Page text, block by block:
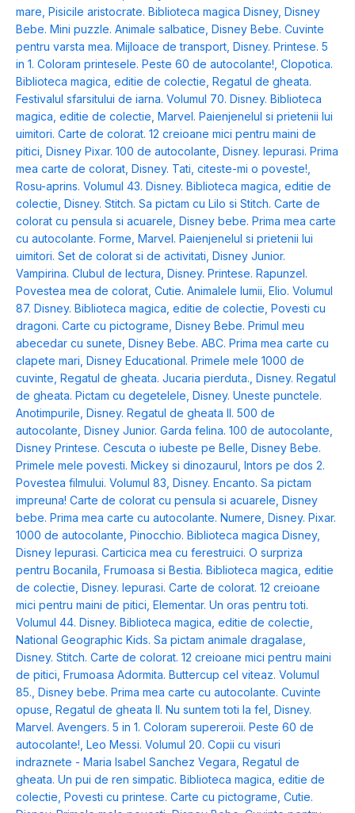
mare Pisicile aristocrate. Biblioteca magica Disney, Disney
Bebe. Mini puzzle. Animale salbatice Disney Bebe. Cuvinte
pentru varsta mea. Mijloace de transport Disney. Printese. 5
in 1. Coloram printesele. Peste 60 de autocolante! Clopotica.
Biblioteca magica, editie de colectie Regatul de gheata.
Festivalul sfarsitului de iarna. Volumul 70. Disney. Biblioteca
magica, editie de colectie Marvel. Paienjenelul si prietenii lui
uimitori. Carte de colorat. 12 creioane mici pentru maini de
pitici Disney Pixar. 100 de autocolante Disney. Iepurasi. Prima
mea carte de colorat Disney. Tati, citeste-mi o poveste!
Rosu-aprins. Volumul 43. Disney. Biblioteca magica, editie de
colectie Disney. Stitch. Sa pictam cu Lilo si Stitch. Carte de
colorat cu pensula si acuarele Disney bebe. Prima mea carte
cu autocolante. Forme Marvel. Paienjenelul si prietenii lui
uimitori. Set de colorat si de activitati Disney Junior.
Vampirina. Clubul de lectura Disney. Printese. Rapunzel.
Povestea mea de colorat Cutie. Animalele lumii Elio. Volumul
87. Disney. Biblioteca magica, editie de colectie Povesti cu
dragoni. Carte cu pictograme Disney Bebe. Primul meu
abecedar cu sunete Disney Bebe. ABC. Prima mea carte cu
clapete mari Disney Educational. Primele mele 1000 de
cuvinte Regatul de gheata. Jucaria pierduta. Disney. Regatul
de gheata. Pictam cu degetelele Disney. Uneste punctele.
Anotimpurile Disney. Regatul de gheata II. 500 de
autocolante Disney Junior. Garda felina. 100 de autocolante
Disney Printese. Cescuta o iubeste pe Belle Disney Bebe.
Primele mele povesti. Mickey si dinozaurul Intors pe dos 2.
Povestea filmului. Volumul 83 Disney. Encanto. Sa pictam
impreuna! Carte de colorat cu pensula si acuarele Disney
bebe. Prima mea carte cu autocolante. Numere Disney. Pixar.
1000 de autocolante Pinocchio. Biblioteca magica Disney,
Disney Iepurasi. Carticica mea cu ferestruici. O surpriza
pentru Bocanila Frumoasa si Bestia. Biblioteca magica, editie
de colectie Disney. Iepurasi. Carte de colorat. 12 creioane
mici pentru maini de pitici Elementar. Un oras pentru toti.
Volumul 44. Disney. Biblioteca magica, editie de colectie
National Geographic Kids. Sa pictam animale dragalase
Disney. Stitch. Carte de colorat. 12 creioane mici pentru maini
de pitici Frumoasa Adormita. Buttercup cel viteaz. Volumul
85. Disney bebe. Prima mea carte cu autocolante. Cuvinte
opuse Regatul de gheata II. Nu suntem toti la fel Disney.
Marvel. Avengers. 5 in 1. Coloram supereroii. Peste 60 de
autocolante! Leo Messi. Volumul 20. Copii cu visuri
indraznete - Maria Isabel Sanchez Vegara Regatul de
gheata. Un pui de ren simpatic. Biblioteca magica, editie de
colectie Povesti cu printese. Carte cu pictograme Cutie.